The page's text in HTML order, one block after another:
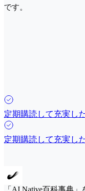
です。
定期購読して充実し
定期購読して充実し
「AI Native百科事典」